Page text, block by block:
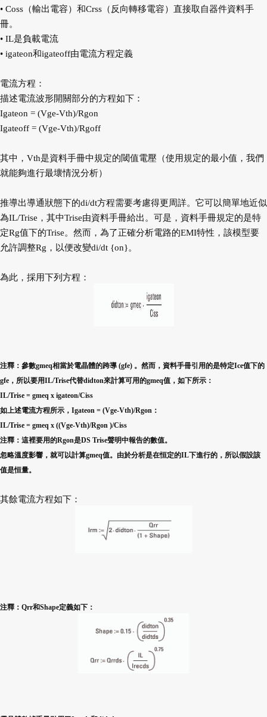
• Coss（輸出電容）和Crss（反向轉移電容）直接取自器件資料手
冊。
• IL是負載電流
• igateon和igateoff由電流方程定義
電流方程：
描述電流波形開關部分的方程如下：
Igateon = (Vge-Vth)/Rgon
Igateoff = (Vge-Vth)/Rgoff
其中，Vth是資料手冊中規定的閾值電壓（使用規定的最小值，我們
就能夠進行最壞情況分析）
推導出導通狀態下的di/dt方程需要考慮得更周詳。它可以簡單地近似
為IL/Trise，其中Trise由資料手冊給出。可是，資料手冊規定的是特
定Rg值下的Trise。然而，為了正確分析電路的EMI特性，該模型要
允許調整Rg，以便改變di/dt {on}。
為此，採用下列方程：
注釋：參數gmeq相當於電晶體的跨導 (gfe) 。然而，資料手冊引用的是特定Ice值下的
gfe，所以要用IL/Trise代替didton來計算可用的gmeq值，如下所示：
IL/Trise = gmeq x igateon/Ciss
如上述電流方程所示，Igateon = (Vge-Vth)/Rgon：
IL/Trise = gmeq x ((Vge-Vth)/Rgon )/Ciss
注釋：這裡要用的Rgon是DS Trise聲明中報告的數值。
忽略溫度影響，就可以計算gmeq值。由於分析是在恒定的IL下進行的，所以假設該
值是恒量。
其餘電流方程如下：
注釋：Qrr和Shape定義如下：